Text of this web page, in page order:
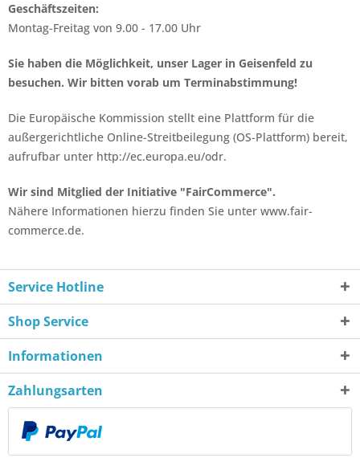
Geschäftszeiten:
Montag-Freitag von 9.00 - 17.00 Uhr
Sie haben die Möglichkeit, unser Lager in Geisenfeld zu
besuchen. Wir bitten vorab um Terminabstimmung!
Die Europäische Kommission stellt eine Plattform für die
außergerichtliche Online-Streitbeilegung (OS-Plattform) bereit,
aufrufbar unter http://ec.europa.eu/odr.
Wir sind Mitglied der Initiative "FairCommerce".
Nähere Informationen hierzu finden Sie unter www.fair-
commerce.de.
Service Hotline
Shop Service
Informationen
Zahlungsarten